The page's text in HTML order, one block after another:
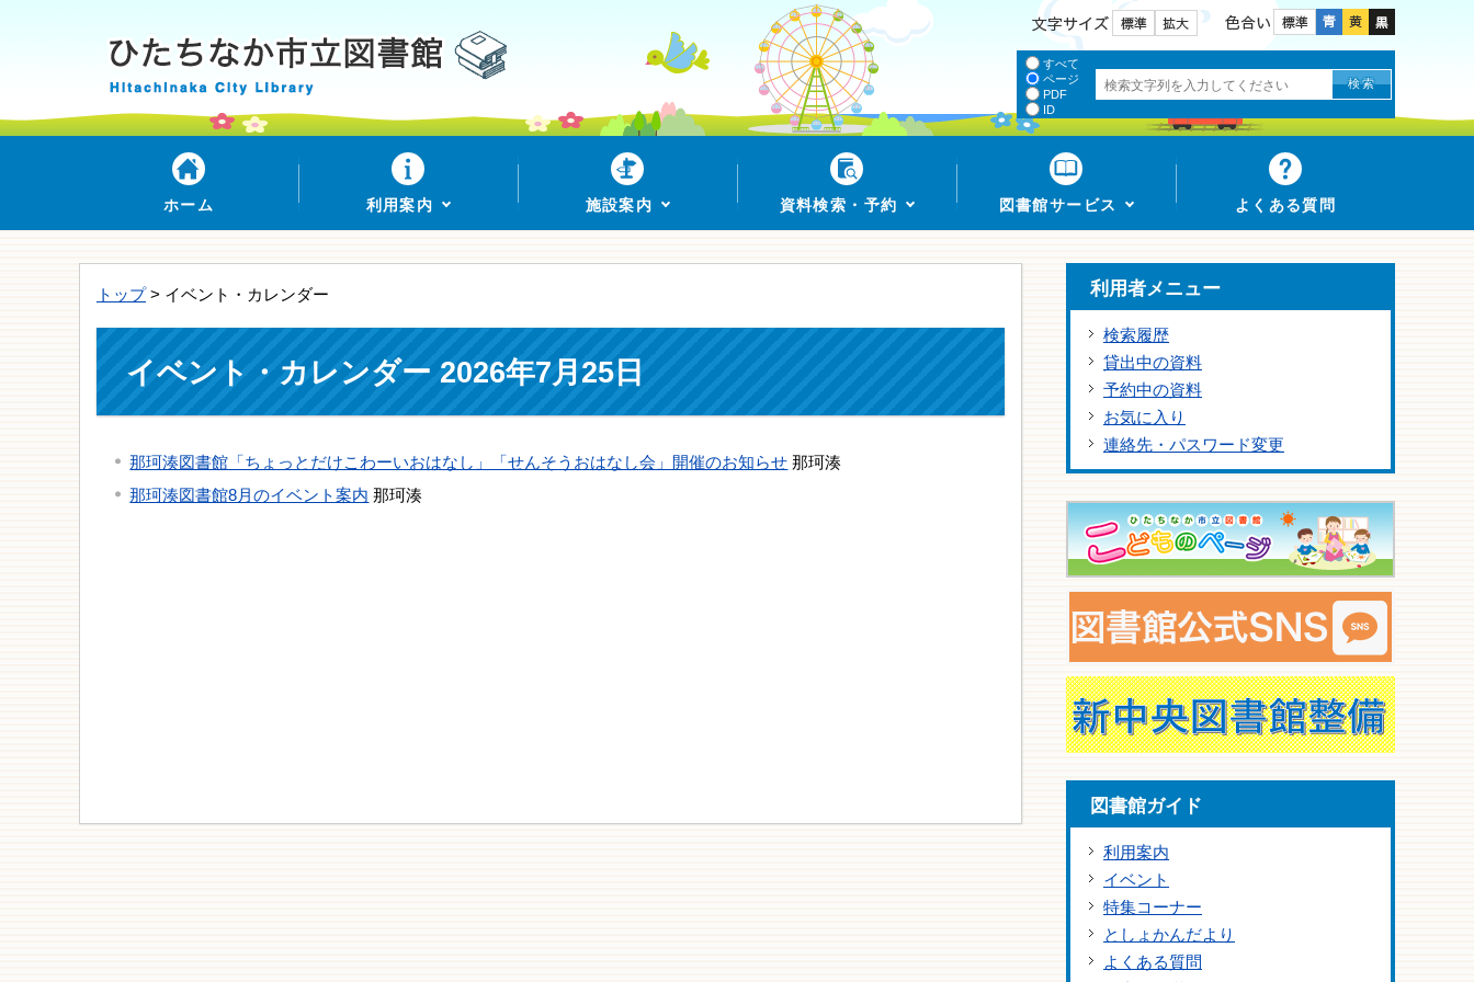
色合い
文字サイズ
すべて
ページ
PDF
ID
ホーム 利用案内 施設案内 資料検索・予約 図書館サービス よくある質問
トップ> イベント・カレンダー
イベント・カレンダー 2026年7月25日
那珂湊図書館「ちょっとだけこわーいおはなし」「せんそうおはなし会」開催のお知らせ 那珂湊
那珂湊図書館8月のイベント案内 那珂湊
利用者メニュー
検索履歴
貸出中の資料
予約中の資料
お気に入り
連絡先・パスワード変更
図書館ガイド
利用案内
イベント
特集コーナー
としょかんだより
よくある質問